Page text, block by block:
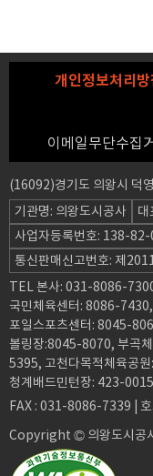
개인정보처리방
이메일무단수집
(16092)경기도 의왕시 덕
기관명: 의왕도시공사
대
사업자등록번호: 138-
통신판매신고번호: 제
TEL 본사: 031-8086-
국민체육센터: 8086-
포일스포츠센터: 8045-
볼링장:8045-8070, 부곡
5395, 고천다목적체육공
청계배드민턴장: 423-
FAX : 031-8086-7339 |
Copyright © 의왕도시